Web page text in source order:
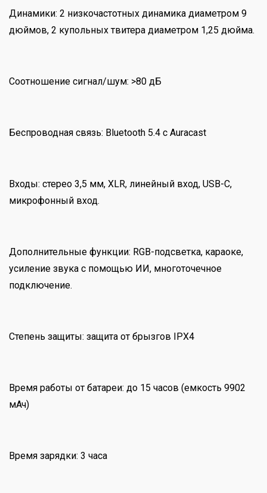
Динамики: 2 низкочастотных динамика диаметром 9
дюймов, 2 купольных твитера диаметром 1,25 дюйма.
Соотношение сигнал/шум: >80 дБ
Беспроводная связь: Bluetooth 5.4 с Auracast
Входы: стерео 3,5 мм, XLR, линейный вход, USB-C,
микрофонный вход.
Дополнительные функции: RGB-подсветка, караоке,
усиление звука с помощью ИИ, многоточечное
подключение.
Степень защиты: защита от брызгов IPX4
Время работы от батареи: до 15 часов (емкость 9902
мАч)
Время зарядки: 3 часа